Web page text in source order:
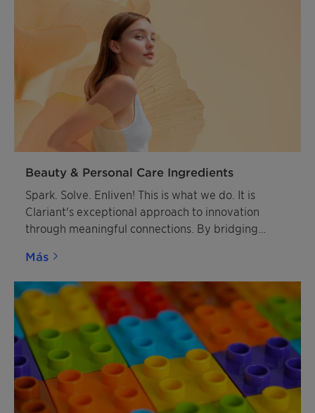
Beauty & Personal Care Ingredients
Spark. Solve. Enliven! This is what we do. It is
Clariant's exceptional approach to innovation
through meaningful connections. By bridging
our customers, we create powerful synergies that
drive breakthrough solutions.
Más